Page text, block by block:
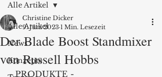
Alle Artikel
News
Konzepte
Alle Artikel
Der Blade Boost Standmixer
von Russell Hobbs
Christine Dicker
9. Juni 2023 1 Min. Lesezeit
- PRODUKTE -